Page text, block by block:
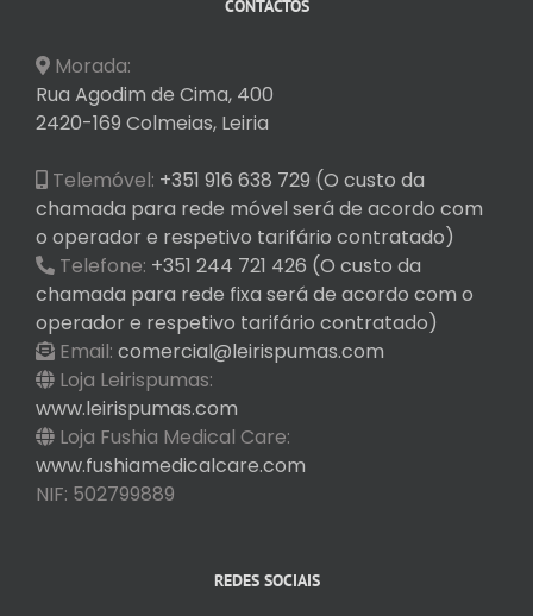
CONTACTOS
Morada:
Rua Agodim de Cima, 400
2420-169 Colmeias, Leiria
Telemóvel: +351 916 638 729 (O custo da
chamada para rede móvel será de acordo com
o operador e respetivo tarifário contratado)
Telefone: +351 244 721 426 (O custo da
chamada para rede fixa será de acordo com o
operador e respetivo tarifário contratado)
Email: comercial@leirispumas.com
Loja Leirispumas:
www.leirispumas.com
Loja Fushia Medical Care:
www.fushiamedicalcare.com
NIF: 502799889
REDES SOCIAIS